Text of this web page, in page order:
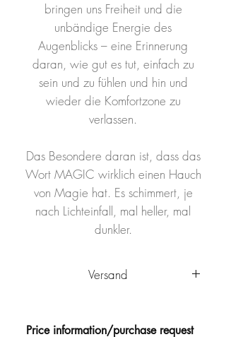
bringen uns Freiheit und die
unbändige Energie des
Augenblicks – eine Erinnerung
daran, wie gut es tut, einfach zu
sein und zu fühlen und hin und
wieder die Komfortzone zu
verlassen.
Das Besondere daran ist, dass das
Wort MAGIC wirklich einen Hauch
von Magie hat. Es schimmert, je
nach Lichteinfall, mal heller, mal
dunkler.
Versand
Price information/purchase request